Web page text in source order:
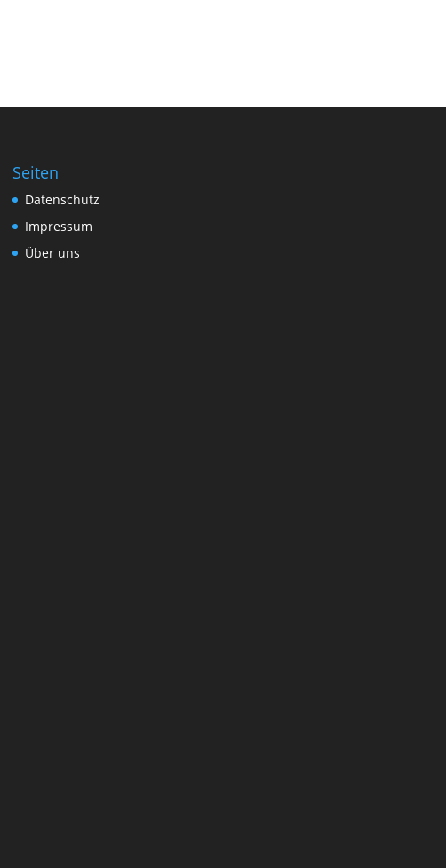
Seiten
Datenschutz
Impressum
Über uns